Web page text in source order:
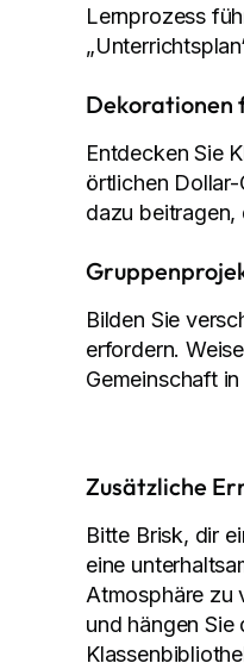
Lernprozess
Dekorationen
Entdecken Sie
örtlichen
dazu beitragen,
Bilden Sie
erfordern.
Gemeinschaft
Zusätzliche
Bitte Brisk, dir
eine
Atmosphäre zu
und hängen